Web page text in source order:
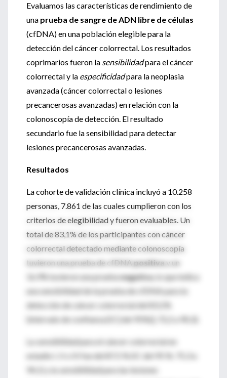
Evaluamos las características de rendimiento de
una prueba de sangre de ADN libre de células
(cfDNA) en una población elegible para la
detección del cáncer colorrectal. Los resultados
coprimarios fueron la sensibilidadpara el cáncer
colorrectal y la especificidadpara la neoplasia
avanzada (cáncer colorrectal o lesiones
precancerosas avanzadas) en relación con la
colonoscopía de detección. El resultado
secundario fue la sensibilidad para detectar
lesiones precancerosas avanzadas.
Resultados
La cohorte de validación clínica incluyó a 10.258
personas, 7.861 de las cuales cumplieron con los
criterios de elegibilidad y fueron evaluables. Un
total de 83,1% de los participantes con cáncer
colorrectal detectado mediante colonoscopía
tuvieron una prueba de cfDNApositivay un
16,9% tuvieron una pruebanegativa, lo que indica
una sensibilidad de la prueba de cfDNA para la
detección de cáncer colorrectal del 83,1%
(intervalo de confianza [IC] del 95%)], 72,2 a 90,3).
La sensibilidadpara el cáncer colorrectal en
estadio I, II o III fue del 87,5 % (IC del 95 %: 75,3 a
94,1) y la sensibilidadpara las lesiones